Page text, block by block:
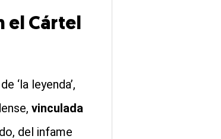
el Cártel
‘la leyenda’,
vinculada
del infame